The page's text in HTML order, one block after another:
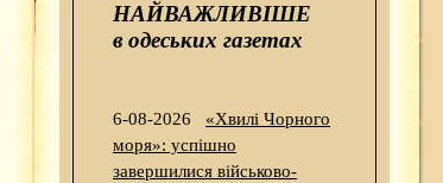
НАЙВАЖЛИВІШЕ
в одеських газетах
6-08-2026
«Хвилі Чорного
моря»: успішно
завершилися військово-